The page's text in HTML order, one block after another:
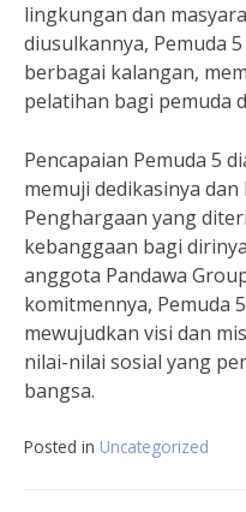
lingkungan dan
diusulkannya, Pemuda
berbagai kalangan,
pelatihan bagi pemuda
Pencapaian Pemuda 5
memuji dedikasinya
Penghargaan yang
kebanggaan bagi
anggota Pandawa
komitmennya, Pemuda
mewujudkan visi dan
nilai-nilai sosial yang
bangsa.
Posted in Uncategorized